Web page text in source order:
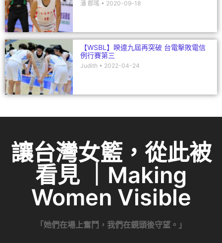
潘 郡瑤 2020-09-18
【WSBL】睽違九屆再突破 台電擊敗電信
例行賽第三
Judith 2022-04-24
讓台灣女籃，從此被
看見 ｜Making
Women Visible
「她們在場上奮鬥，我們在鏡頭後守望。」